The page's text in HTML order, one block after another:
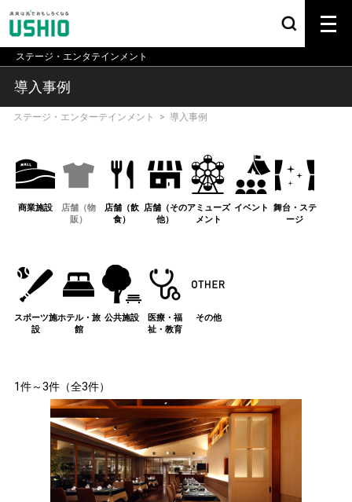
ステージ・エンタテインメント
導入事例
ステージ・エンターテインメント > 導入事例
商業施設
店舗（物
販）
店舗（飲
食）
店舗（その
他）
アミューズ
メント
イベント
舞台・ステ
ージ
スポーツ施
設
ホテル・旅
館
公共施設
医療・福
祉・教育
その他
1件～3件（全3件）